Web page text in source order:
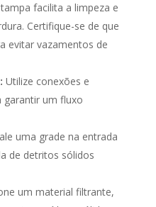
facilita a limpeza e
Certifique-se de que
evitar vazamentos de
Utilize conexões e
garantir um fluxo
uma grade na entrada
de detritos sólidos
um material filtrante,